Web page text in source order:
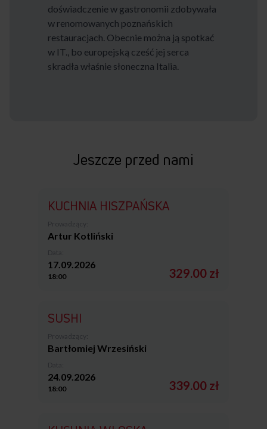
doświadczenie w gastronomii zdobywała
w renomowanych poznańskich
restauracjach. Obecnie można ją spotkać
w IT., bo europejską cześć jej serca
skradła właśnie słoneczna Italia.
Jeszcze przed nami
KUCHNIA HISZPAŃSKA
Artur Kotliński
17.09.2026
18:00 329.00 zł
SUSHI
Bartłomiej Wrzesiński
24.09.2026
18:00 339.00 zł